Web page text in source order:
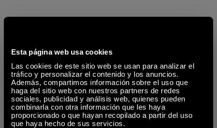
Esta página web usa cookies
Las cookies de este sitio web se usan para analizar el
tráfico y personalizar el contenido y los anuncios.
Además, compartimos información sobre el uso que
haga del sitio web con nuestros partners de redes
sociales, publicidad y análisis web, quienes pueden
combinarla con otra información que les haya
proporcionado o que hayan recopilado a partir del uso
que haya hecho de sus servicios.